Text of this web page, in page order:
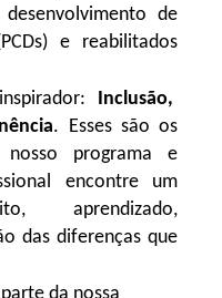
de
e reabilitados
Inclusão,
. Esses são os
programa e
encontre um
aprendizado,
das diferenças que